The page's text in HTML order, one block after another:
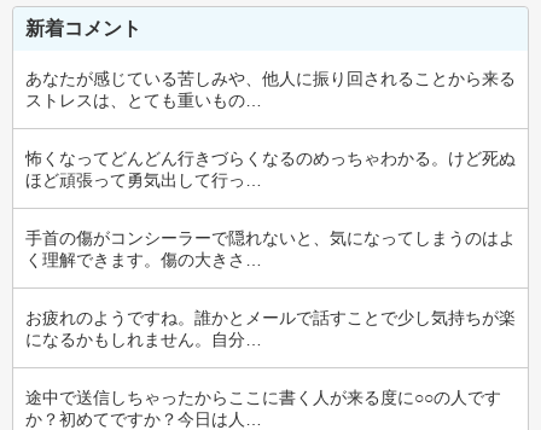
新着コメント
あなたが感じている苦しみや、他人に振り回されることから来る
ストレスは、とても重いもの…
怖くなってどんどん行きづらくなるのめっちゃわかる。けど死ぬ
ほど頑張って勇気出して行っ…
手首の傷がコンシーラーで隠れないと、気になってしまうのはよ
く理解できます。傷の大きさ…
お疲れのようですね。誰かとメールで話すことで少し気持ちが楽
になるかもしれません。自分…
途中で送信しちゃったからここに書く人が来る度に○○の人です
か？初めてですか？今日は人…